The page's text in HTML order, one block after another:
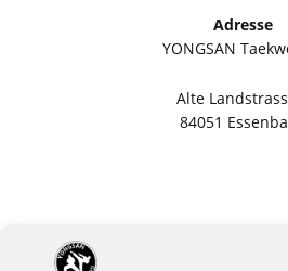
Adresse
YONGSAN
Alte
84051